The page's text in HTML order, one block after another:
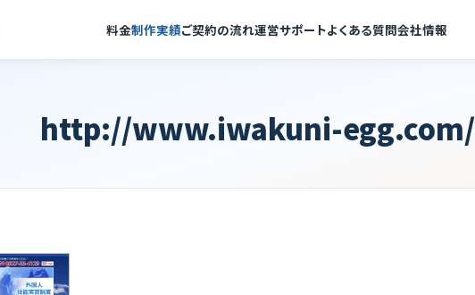
料金制作実績ご契約の流れ運営サポートよくある質問会社情報
http://www.iwakuni-egg.com/